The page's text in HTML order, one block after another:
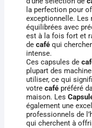
la perfection pour
exceptionnelle. Les
équilibrées avec
est à la fois fort et
de caféqui
intense.
Ces capsules de
plupart des
utiliser, ce qui
votre cafépréféré
maison. Les
également une
professionnels de
qui cherchent à